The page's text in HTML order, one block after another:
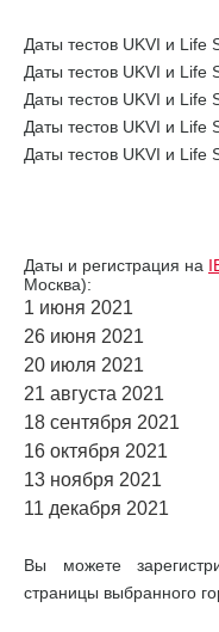
Даты тестов UKVI и Life
Даты тестов UKVI и Life
Даты тестов UKVI и Life
Даты тестов UKVI и Life
Даты тестов UKVI и Life
Даты и регистрация на
Москва):
1 июня 2021
26 июня 2021
20 июля 2021
21 августа 2021
18 сентября 2021
16 октября 2021
13 ноября 2021
11 декабря 2021
Вы можете
страницы выбранного